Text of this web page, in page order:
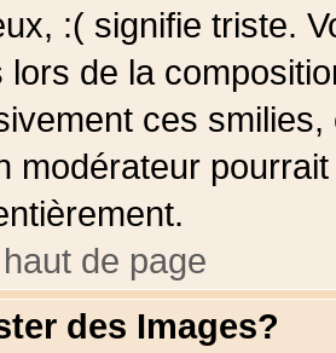
:( signifie triste.
lors de la
ces
modérateur
de page
des Images?